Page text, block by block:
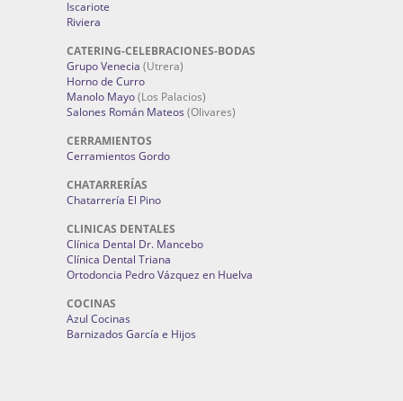
Iscariote
Riviera
CATERING-CELEBRACIONES-BODAS
Grupo Venecia (Utrera)
Horno de Curro
Manolo Mayo(Los Palacios)
Salones Román Mateos (Olivares)
CERRAMIENTOS
Cerramientos Gordo
CHATARRERÍAS
Chatarrería El Pino
CLINICAS DENTALES
Clínica Dental Dr. Mancebo
Clínica Dental Triana
Ortodoncia Pedro Vázquez en Huelva
COCINAS
Azul Cocinas
Barnizados García e Hijos